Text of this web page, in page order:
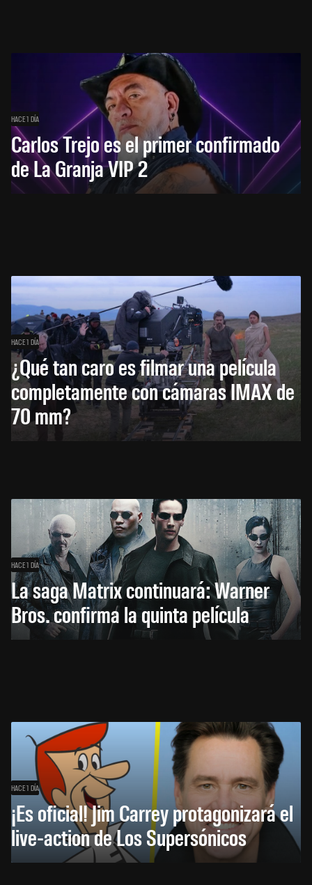
HACE 1 DÍA
Carlos Trejo es el primer confirmado
de La Granja VIP 2
HACE 1 DÍA
¿Qué tan caro es filmar una película
completamente con cámaras IMAX de
70 mm?
HACE 1 DÍA
La saga Matrix continuará: Warner
Bros. confirma la quinta película
HACE 1 DÍA
¡Es oficial! Jim Carrey protagonizará el
live-action de Los Supersónicos